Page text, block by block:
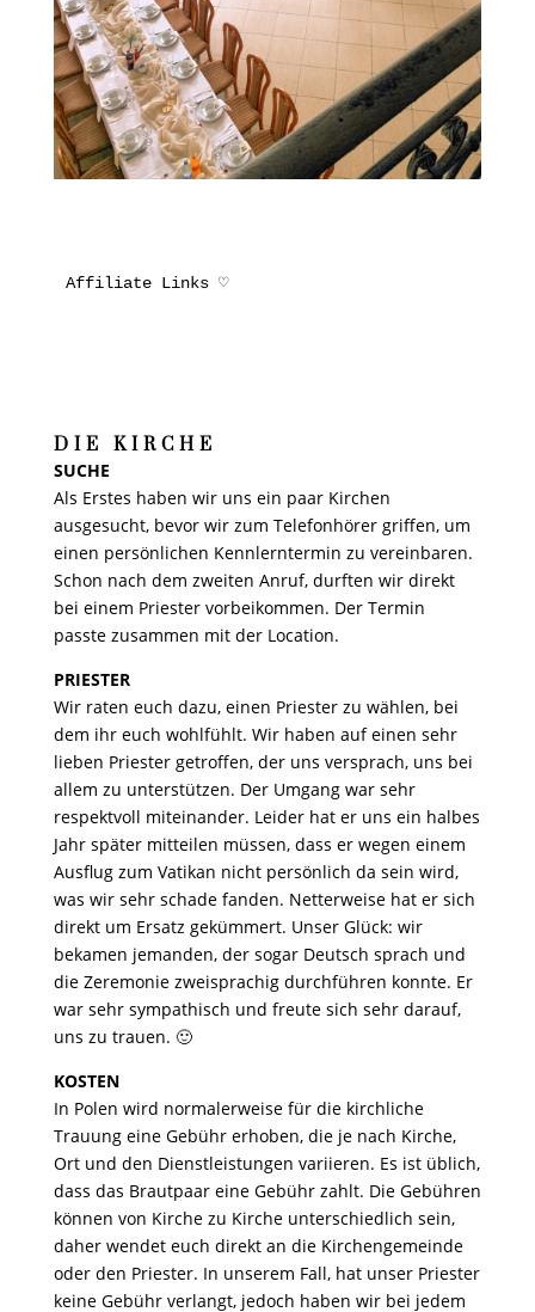
Affiliate Links ♡
DIE KIRCHE
SUCHE
Als Erstes haben wir uns ein paar Kirchen
ausgesucht, bevor wir zum Telefonhörer griffen, um
einen persönlichen Kennlerntermin zu vereinbaren.
Schon nach dem zweiten Anruf, durften wir direkt
bei einem Priester vorbeikommen. Der Termin
passte zusammen mit der Location.
PRIESTER
Wir raten euch dazu, einen Priester zu wählen, bei
dem ihr euch wohlfühlt. Wir haben auf einen sehr
lieben Priester getroffen, der uns versprach, uns bei
allem zu unterstützen. Der Umgang war sehr
respektvoll miteinander. Leider hat er uns ein halbes
Jahr später mitteilen müssen, dass er wegen einem
Ausflug zum Vatikan nicht persönlich da sein wird,
was wir sehr schade fanden. Netterweise hat er sich
direkt um Ersatz gekümmert. Unser Glück: wir
bekamen jemanden, der sogar Deutsch sprach und
die Zeremonie zweisprachig durchführen konnte. Er
war sehr sympathisch und freute sich sehr darauf,
uns zu trauen. 🙂
KOSTEN
In Polen wird normalerweise für die kirchliche
Trauung eine Gebühr erhoben, die je nach Kirche,
Ort und den Dienstleistungen variieren. Es ist üblich,
dass das Brautpaar eine Gebühr zahlt. Die Gebühren
können von Kirche zu Kirche unterschiedlich sein,
daher wendet euch direkt an die Kirchengemeinde
oder den Priester. In unserem Fall, hat unser Priester
keine Gebühr verlangt, jedoch haben wir bei jedem